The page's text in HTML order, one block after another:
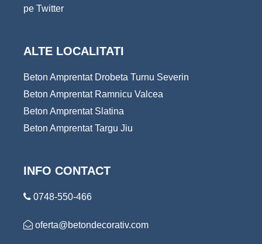
pe Twitter
ALTE LOCALITATI
Beton Amprentat Drobeta Turnu Severin
Beton Amprentat Ramnicu Valcea
Beton Amprentat Slatina
Beton Amprentat Targu Jiu
INFO CONTACT
0748-550-466
oferta@betondecorativ.com